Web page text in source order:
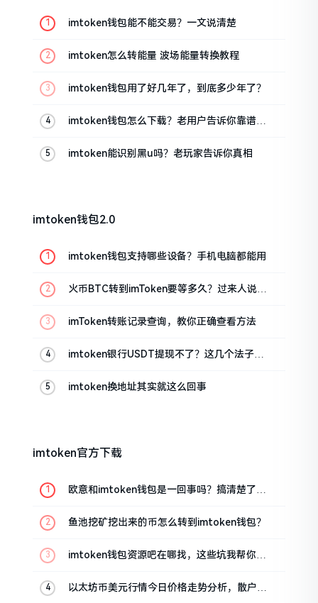
imtoken钱包能不能交易？一文说清楚
imtoken怎么转能量 波场能量转换教程
imtoken钱包用了好几年了，到底多少年了？
imtoken钱包怎么下载？老用户告诉你靠谱渠
imtoken能识别黑u吗？老玩家告诉你真相
imtoken钱包2.0
imtoken钱包支持哪些设备？手机电脑都能用
火币BTC转到imToken要等多久？过来人说说
imToken转账记录查询，教你正确查看方法
imtoken银行USDT提现不了？这几个法子能
imtoken换地址其实就这么回事
imtoken官方下载
欧意和imtoken钱包是一回事吗？搞清楚了再
鱼池挖矿挖出来的币怎么转到imtoken钱包？
imtoken钱包资源吧在哪找，这些坑我帮你趟
以太坊币美元行情今日价格走势分析，散户如